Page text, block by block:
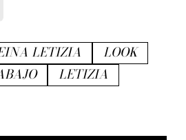
LETIZIA
LOOK
LETIZIA